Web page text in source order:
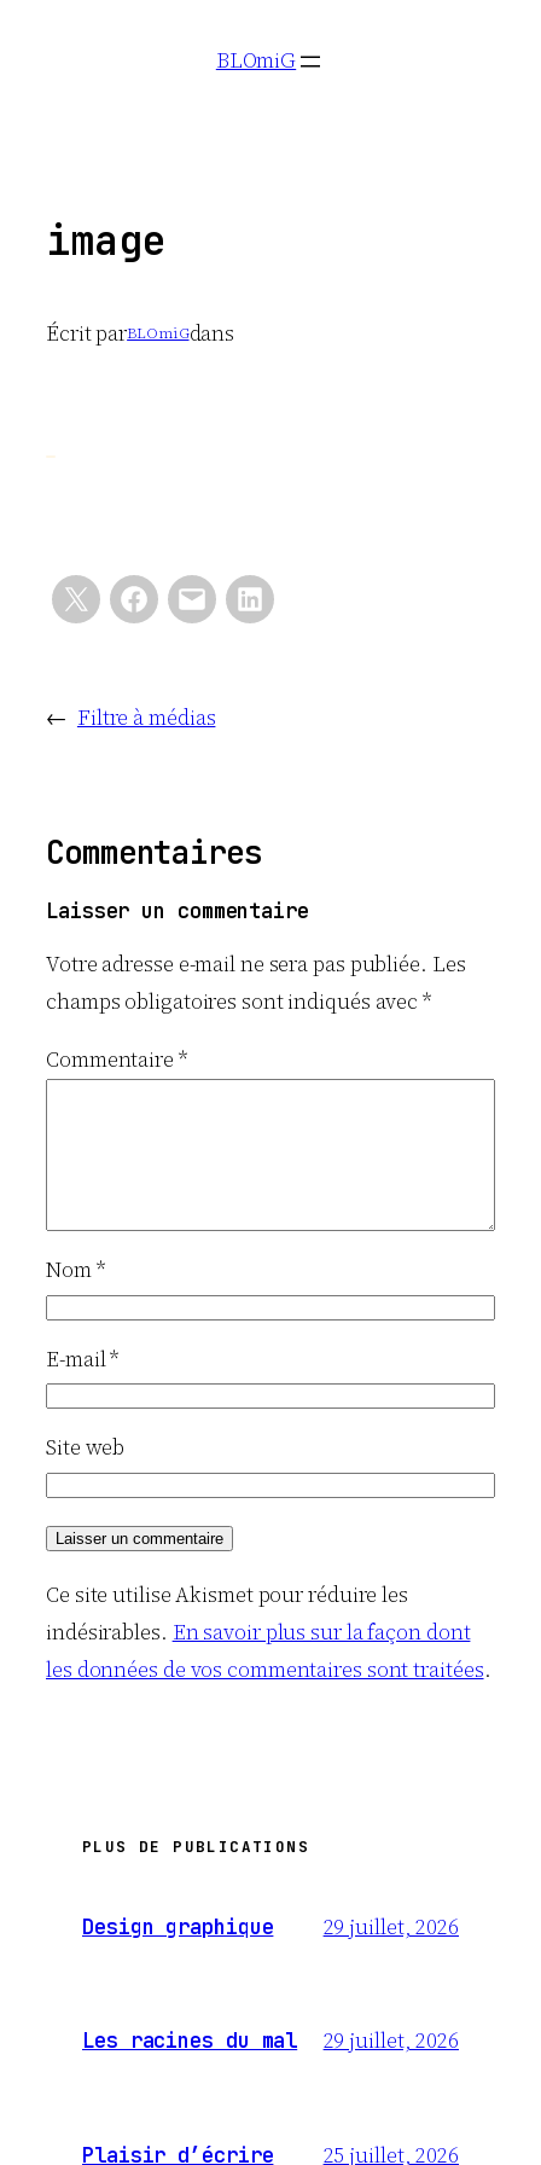
BLOmiG
image
Écrit parBLOmiGdans
← Filtre à médias
Commentaires
Laisser un commentaire
Votre adresse e-mail ne sera pas publiée. Les
champs obligatoires sont indiqués avec*
Commentaire *
Nom*
E-mail*
Site web
Ce site utilise Akismet pour réduire les
indésirables. En savoir plus sur la façon dont
les données de vos commentaires sont traitées.
PLUS DE PUBLICATIONS
Design graphique 29 juillet, 2026
Les racines du mal 29 juillet, 2026
Plaisir d’écrire 25 juillet, 2026